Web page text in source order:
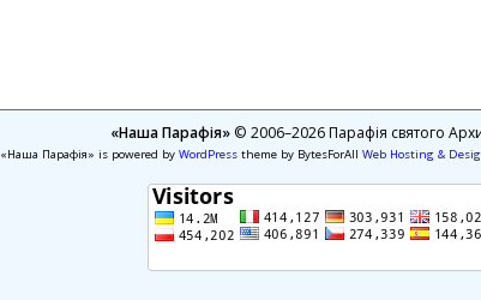
«Наша Парафія»© 2006–2026 Парафія святого
«Наша Парафія» is powered by WordPresstheme by BytesForAll Web Hosting &